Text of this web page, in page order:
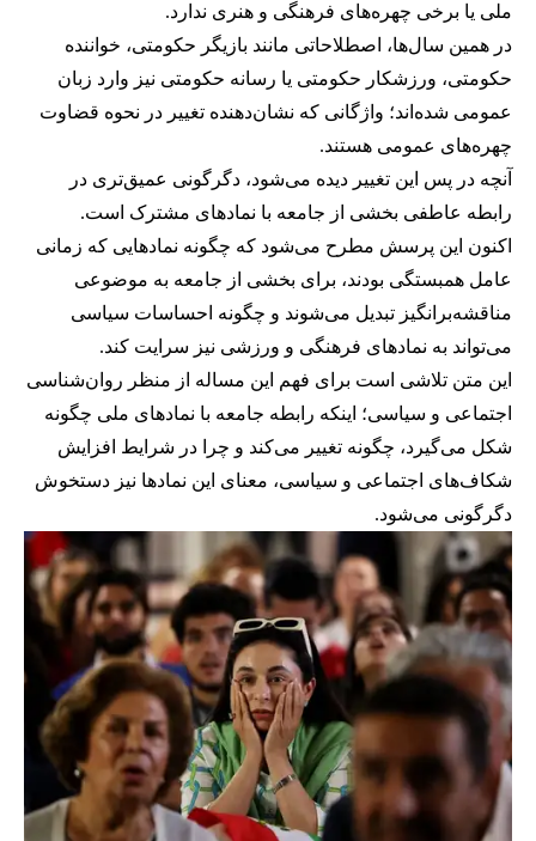
ملی یا برخی چهره‌های فرهنگی و هنری ندارد.
در همین سال‌ها، اصطلاحاتی مانند بازیگر حکومتی، خواننده
حکومتی، ورزشکار حکومتی یا رسانه حکومتی نیز وارد زبان
عمومی شده‌اند؛ واژگانی که نشان‌دهنده تغییر در نحوه قضاوت
چهره‌های عمومی هستند.
آنچه در پس این تغییر دیده می‌شود، دگرگونی عمیق‌تری در
رابطه عاطفی بخشی از جامعه با نمادهای مشترک است.
اکنون این پرسش مطرح می‌شود که چگونه نمادهایی که زمانی
عامل همبستگی بودند، برای بخشی از جامعه به موضوعی
مناقشه‌برانگیز تبدیل می‌شوند و چگونه احساسات سیاسی
می‌تواند به نمادهای فرهنگی و ورزشی نیز سرایت کند.
این متن تلاشی است برای فهم این مساله از منظر روان‌شناسی
اجتماعی و سیاسی؛ اینکه رابطه جامعه با نمادهای ملی چگونه
شکل می‌گیرد، چگونه تغییر می‌کند و چرا در شرایط افزایش
شکاف‌های اجتماعی و سیاسی، معنای این نمادها نیز دستخوش
دگرگونی می‌شود.